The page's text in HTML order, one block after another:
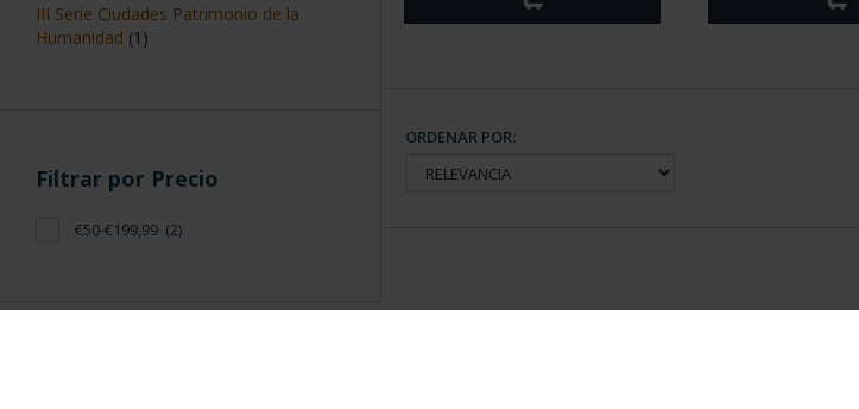
III Serie Ciudades Patrimonio de la
Humanidad (1)
Filtrar por Precio
€50-€199,99 (2)
ORDENAR POR: